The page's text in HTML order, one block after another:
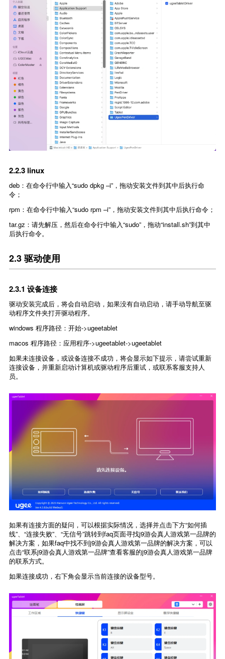
2.2.3 linux
deb：在命令行中输入“sudo dpkg –i”，拖动安装文件到其中后执行命
令；
rpm：在命令行中输入“sudo rpm –i”，拖动安装文件到其中后执行命令；
tar.gz：请先解压，然后在命令行中输入“sudo”，拖动“install.sh”到其中
后执行命令。
2.3 驱动使用
2.3.1 设备连接
驱动安装完成后，将会自动启动，如果没有自动启动，请手动导航至驱
动程序文件夹打开驱动程序。
windows 程序路径：开始->ugeetablet
macos 程序路径：应用程序->ugeetablet->ugeetablet
如果未连接设备，或设备连接不成功，将会显示如下提示，请尝试重新
连接设备，并重新启动计算机或驱动程序后重试，或联系客服支持人
员。
如果有连接方面的疑问，可以根据实际情况，选择并点击下方“如何插
线”、“连接失败”、“无信号”跳转到faq页面寻找j9游会真人游戏第一品牌的
解决方案，如果faq中找不到j9游会真人游戏第一品牌的解决方案，可以
点击“联系j9游会真人游戏第一品牌”查看客服的j9游会真人游戏第一品牌
的联系方式。
如果连接成功，右下角会显示当前连接的设备型号。